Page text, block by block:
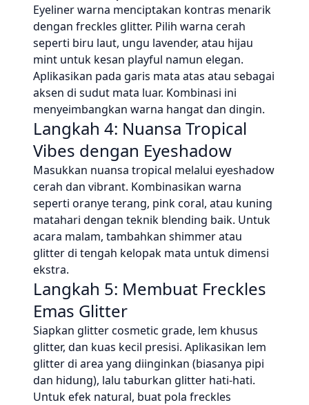
Eyeliner warna menciptakan kontras menarik
dengan freckles glitter. Pilih warna cerah
seperti biru laut, ungu lavender, atau hijau
mint untuk kesan playful namun elegan.
Aplikasikan pada garis mata atas atau sebagai
aksen di sudut mata luar. Kombinasi ini
menyeimbangkan warna hangat dan dingin.
Langkah 4: Nuansa Tropical
Vibes dengan Eyeshadow
Masukkan nuansa tropical melalui eyeshadow
cerah dan vibrant. Kombinasikan warna
seperti oranye terang, pink coral, atau kuning
matahari dengan teknik blending baik. Untuk
acara malam, tambahkan shimmer atau
glitter di tengah kelopak mata untuk dimensi
ekstra.
Langkah 5: Membuat Freckles
Emas Glitter
Siapkan glitter cosmetic grade, lem khusus
glitter, dan kuas kecil presisi. Aplikasikan lem
glitter di area yang diinginkan (biasanya pipi
dan hidung), lalu taburkan glitter hati-hati.
Untuk efek natural, buat pola freckles